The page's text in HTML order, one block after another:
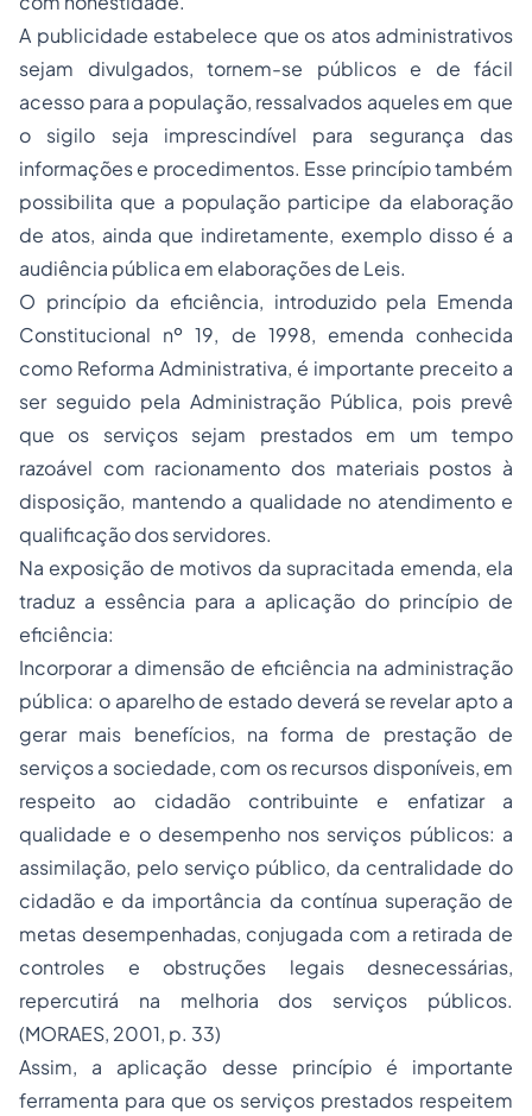
A publicidade estabelece que os atos administrativos
sejam divulgados, tornem-se públicos e de fácil
acesso para a população, ressalvados aqueles em que
o sigilo seja imprescindível para segurança das
informações e procedimentos. Esse princípio também
possibilita que a população participe da elaboração
de atos, ainda que indiretamente, exemplo disso é a
audiência pública em elaborações de Leis.
O princípio da eficiência, introduzido pela Emenda
Constitucional nº 19, de 1998, emenda conhecida
como Reforma Administrativa, é importante preceito a
ser seguido pela Administração Pública, pois prevê
que os serviços sejam prestados em um tempo
razoável com racionamento dos materiais postos à
disposição, mantendo a qualidade no atendimento e
qualificação dos servidores.
Na exposição de motivos da supracitada emenda, ela
traduz a essência para a aplicação do princípio de
eficiência:
Incorporar a dimensão de eficiência na administração
pública: o aparelho de estado deverá se revelar apto a
gerar mais benefícios, na forma de prestação de
serviços a sociedade, com os recursos disponíveis, em
respeito ao cidadão contribuinte e enfatizar a
qualidade e o desempenho nos serviços públicos: a
assimilação, pelo serviço público, da centralidade do
cidadão e da importância da contínua superação de
metas desempenhadas, conjugada com a retirada de
controles e obstruções legais desnecessárias,
repercutirá na melhoria dos serviços públicos.
(MORAES, 2001, p. 33)
Assim, a aplicação desse princípio é importante
ferramenta para que os serviços prestados respeitem